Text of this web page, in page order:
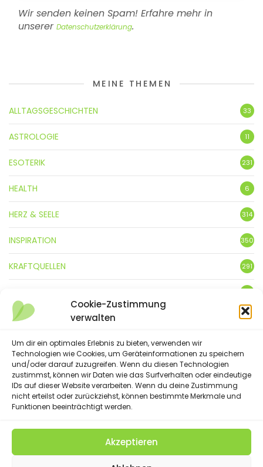
Cookie-Zustimmung
verwalten
Um dir ein optimales Erlebnis zu bieten, verwenden wir
Technologien wie Cookies, um Geräteinformationen zu speichern
und/oder darauf zuzugreifen. Wenn du diesen Technologien
zustimmst, können wir Daten wie das Surfverhalten oder eindeutige
IDs auf dieser Website verarbeiten. Wenn du deine Zustimmung
nicht erteilst oder zurückziehst, können bestimmte Merkmale und
Funktionen beeinträchtigt werden.
Akzeptieren
Wir senden keinen Spam! Erfahre mehr in
unserer Datenschutzerklärung.
MEINE THEMEN
ALLTAGSGESCHICHTEN 33
ASTROLOGIE 11
ESOTERIK 231
HEALTH 6
HERZ & SEELE 314
INSPIRATION 350
KRAFTQUELLEN 291
3
LEBENSFREUDE 359
LIFESTYLE
NATUR
SPRÜCHE & GEDICHTE
(C) 2023 - Floatingheart. All Rights Reserved.